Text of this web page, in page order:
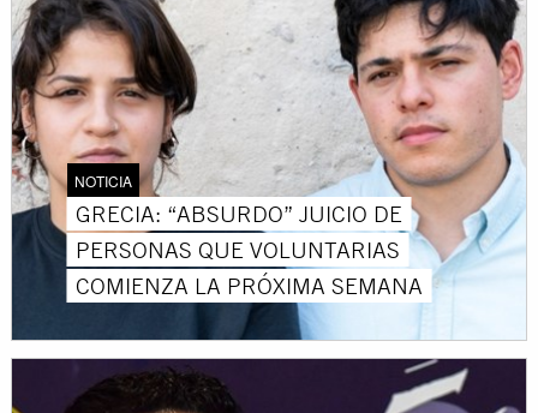
NOTICIA
GRECIA: “ABSURDO” JUICIO DE
PERSONAS QUE VOLUNTARIAS
COMIENZA LA PRÓXIMA SEMANA